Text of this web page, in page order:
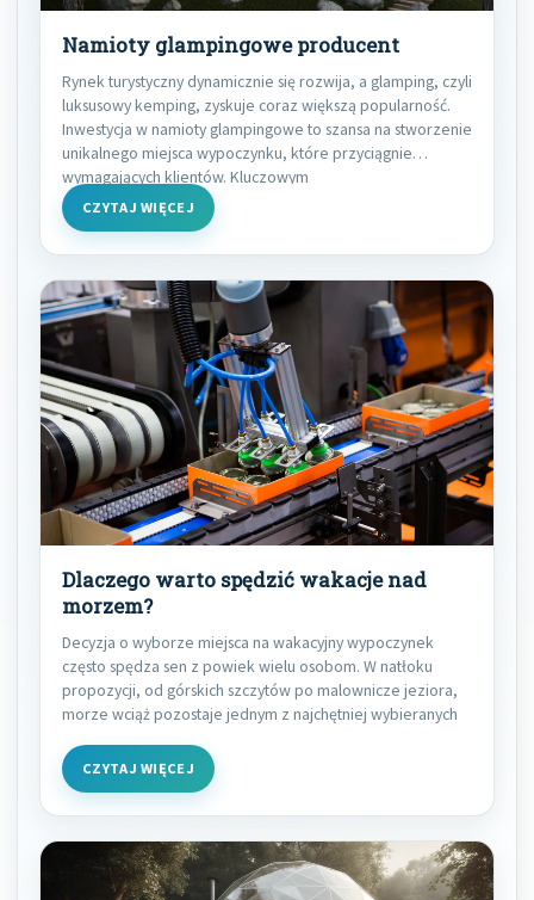
Namioty glampingowe producent
Rynek turystyczny dynamicznie się rozwija, a glamping, czyli
luksusowy kemping, zyskuje coraz większą popularność.
Inwestycja w namioty glampingowe to szansa na stworzenie
unikalnego miejsca wypoczynku, które przyciągnie
wymagających klientów. Kluczowym
CZYTAJ WIĘCEJ
Dlaczego warto spędzić wakacje nad
morzem?
Decyzja o wyborze miejsca na wakacyjny wypoczynek
często spędza sen z powiek wielu osobom. W natłoku
propozycji, od górskich szczytów po malownicze jeziora,
morze wciąż pozostaje jednym z najchętniej wybieranych
CZYTAJ WIĘCEJ